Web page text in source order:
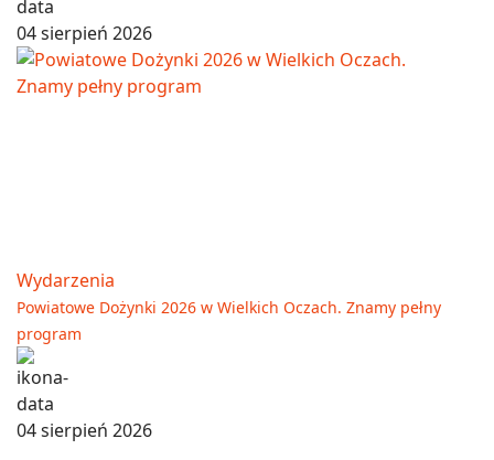
04 sierpień 2026
Wydarzenia
Powiatowe Dożynki 2026 w Wielkich Oczach. Znamy pełny
program
04 sierpień 2026